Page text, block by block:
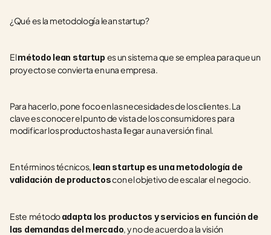
¿Qué es la metodología lean startup?
El método lean startup es un sistema que se emplea para que un
proyecto se convierta en una empresa.
Para hacerlo, pone foco en las necesidades de los clientes. La
clave es conocer el punto de vista de los consumidores para
modificar los productos hasta llegar a una versión final.
En términos técnicos, lean startup es una metodología de
validación de productos con el objetivo de escalar el negocio.
Este método adapta los productos y servicios en función de
las demandas del mercado, y no de acuerdo a la visión